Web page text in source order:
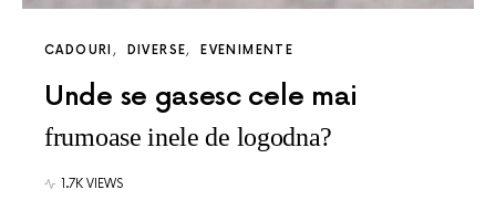
CADOURI DIVERSE EVENIMENTE
Unde se gasesc cele mai
frumoase inele de logodna?
1.7K VIEWS